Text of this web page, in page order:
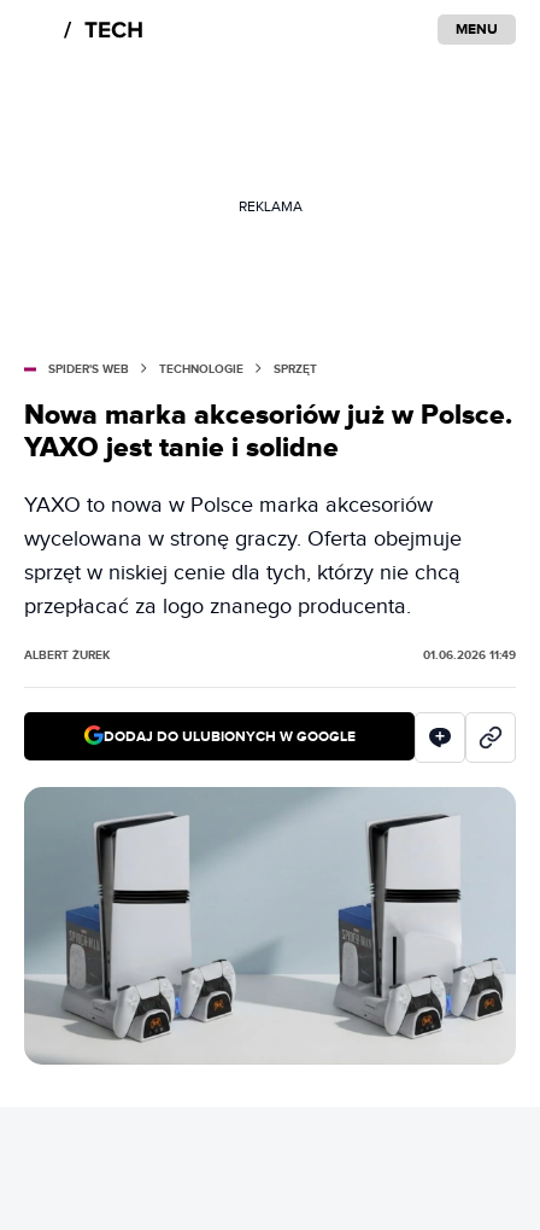
MENU
REKLAMA
SPIDER'S WEB TECHNOLOGIE SPRZĘT
Nowa marka akcesoriów już w Polsce.
YAXO jest tanie i solidne
YAXO to nowa w Polsce marka akcesoriów
wycelowana w stronę graczy. Oferta obejmuje
sprzęt w niskiej cenie dla tych, którzy nie chcą
przepłacać za logo znanego producenta.
ALBERT ŻUREK 01.06.2026 11:49
DODAJ DO ULUBIONYCH W GOOGLE